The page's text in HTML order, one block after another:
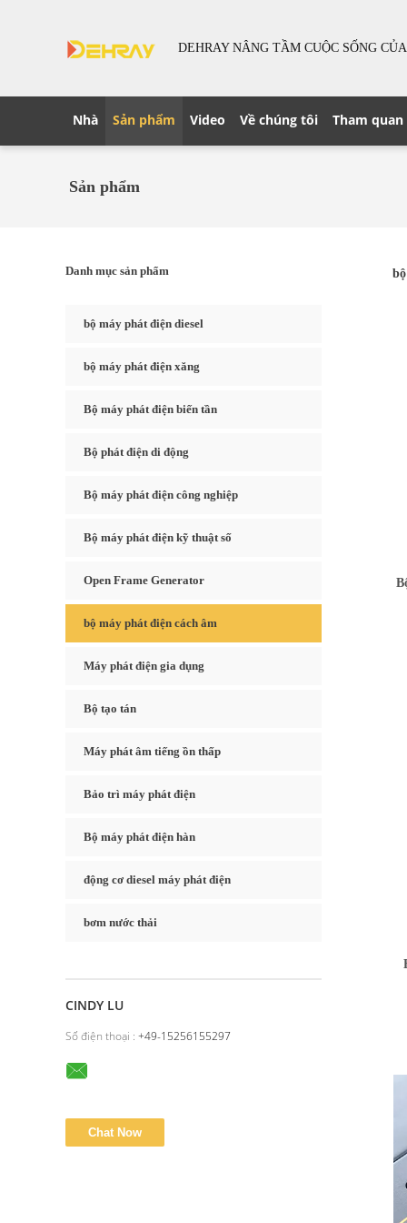
DEHRAY NÂNG TẦM CUỘC SỐNG
Nhà Sản phẩm Video Về chúng tôi Tham
Sản phẩm
Danh mục sản phẩm
bộ máy phát điện diesel
bộ máy phát điện xăng
Bộ máy phát điện biến tần
Bộ phát điện di động
Bộ máy phát điện công nghiệp
Bộ máy phát điện kỹ thuật số
Open Frame Generator
bộ máy phát điện cách âm
Máy phát điện gia dụng
Bộ tạo tán
Máy phát âm tiếng ồn thấp
Bảo trì máy phát điện
Bộ máy phát điện hàn
động cơ diesel máy phát điện
bơm nước thải
CINDY LU
Số điện thoại : +49-15256155297
Bộ